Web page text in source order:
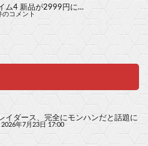
ム4 新品が2999円に…
のコメント
イダース、完全にモンハンだと話題に
2026年7月23日 17:00